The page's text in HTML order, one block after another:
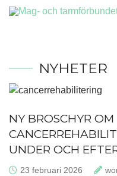
NYHETER
NY BROSCHYR OM
UNDER OCH
Publicerat:
23 februari 2026